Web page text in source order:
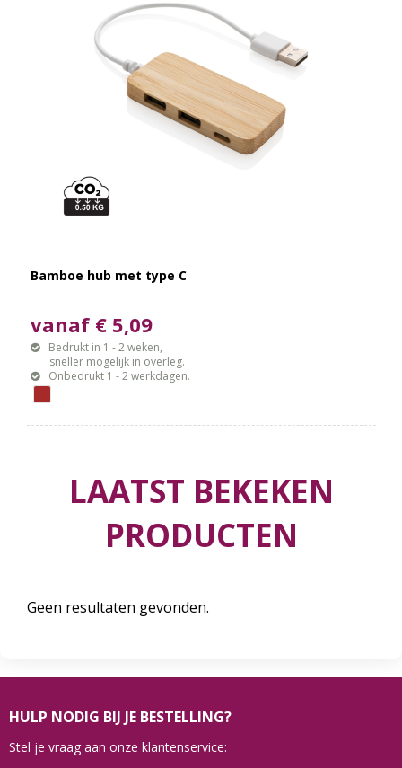
Bamboe hub met type C
vanaf € 5,09
Bedrukt in 1 - 2 weken,
sneller mogelijk in overleg.
Onbedrukt 1 - 2 werkdagen.
LAATST BEKEKEN
PRODUCTEN
Geen resultaten gevonden.
HULP NODIG BIJ JE BESTELLING?
Stel je vraag aan onze klantenservice: